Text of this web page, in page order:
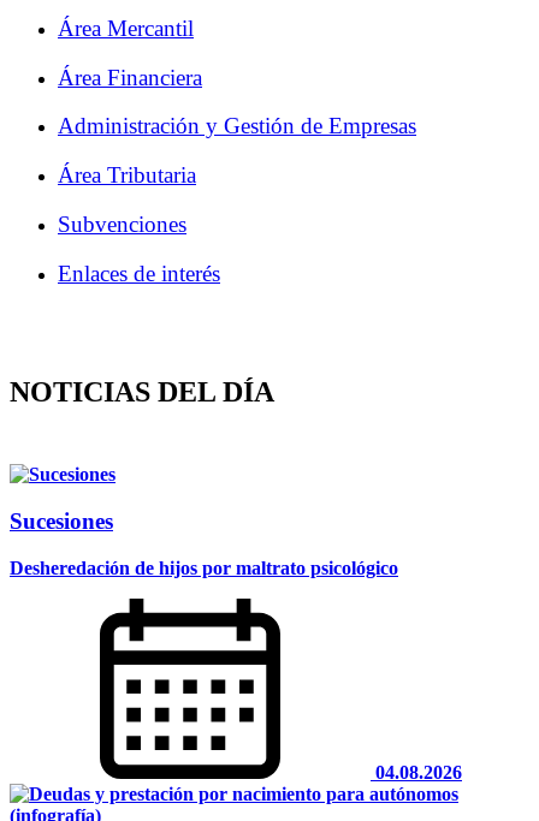
Área Mercantil
Área Financiera
Administración y Gestión de Empresas
Área Tributaria
Subvenciones
Enlaces de interés
NOTICIAS DEL DÍA
Sucesiones
Desheredación de hijos por maltrato psicológico
04.08.2026